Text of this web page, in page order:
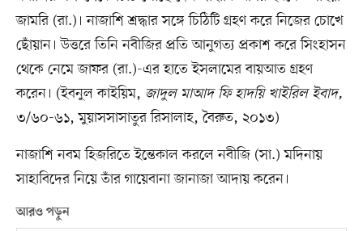
জামরি (রা.)। নাজাশি শ্রদ্ধার সঙ্গে চিঠিটি গ্রহণ করে নিজের চোখে
ছোঁয়ান। উত্তরে তিনি নবীজির প্রতি আনুগত্য প্রকাশ করে সিংহাসন
থেকে নেমে জাফর (রা.)-এর হাতে ইসলামের বায়আত গ্রহণ
করেন। (ইবনুল কাইয়িম, জাদুল মাআদ ফি হাদয়ি খাইরিল ইবাদ,
৩/৬০-৬১, মুয়াসসাসাতুর রিসালাহ, বৈরুত, ২০১৩)
নাজাশি নবম হিজরিতে ইন্তেকাল করলে নবীজি (সা.) মদিনায়
সাহাবিদের নিয়ে তাঁর গায়েবানা জানাজা আদায় করেন।
আরও পড়ুন